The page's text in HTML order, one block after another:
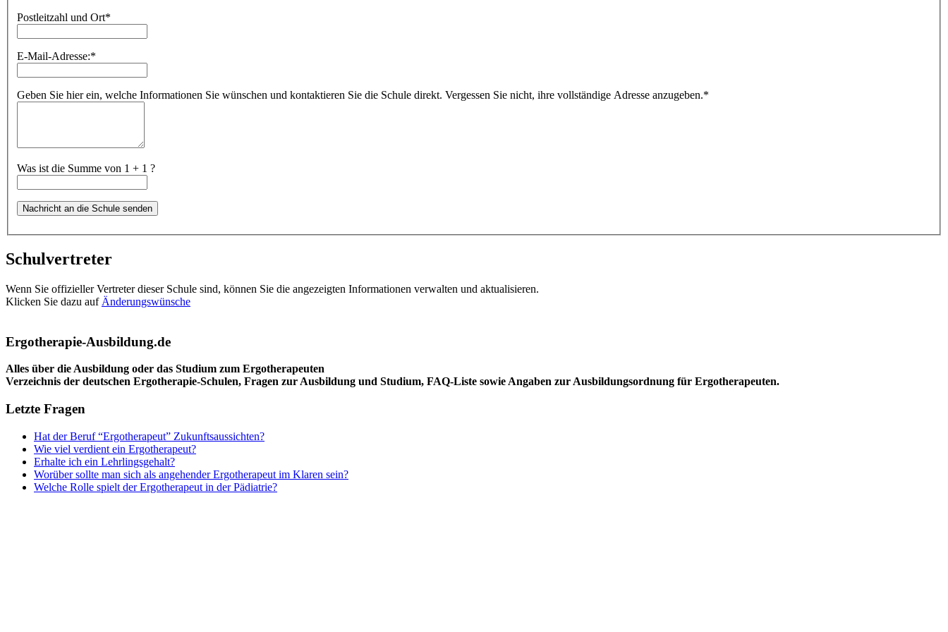
Postleitzahl und Ort*
E-Mail-Adresse:*
Geben Sie hier ein, welche Informationen Sie wünschen und kontaktieren Sie die Schule direkt. Vergessen Sie nicht, ihre vollständige Adresse anzugeben.*
Was ist die Summe von 1 + 1 ?
Schulvertreter
Wenn Sie offizieller Vertreter dieser Schule sind, können Sie die angezeigten Informationen verwalten und aktualisieren.
Klicken Sie dazu auf Änderungswünsche
Ergotherapie-Ausbildung.de
Alles über die Ausbildung oder das Studium zum Ergotherapeuten
Verzeichnis der deutschen Ergotherapie-Schulen, Fragen zur Ausbildung und Studium, FAQ-Liste sowie Angaben zur Ausbildungsordnung für Ergotherapeuten.
Letzte Fragen
Hat der Beruf “Ergotherapeut” Zukunftsaussichten?
Wie viel verdient ein Ergotherapeut?
Erhalte ich ein Lehrlingsgehalt?
Worüber sollte man sich als angehender Ergotherapeut im Klaren sein?
Welche Rolle spielt der Ergotherapeut in der Pädiatrie?